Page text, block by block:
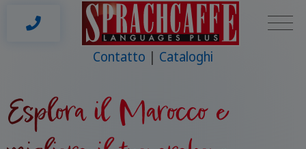
Contatto Cataloghi
Esplora il Marocco e